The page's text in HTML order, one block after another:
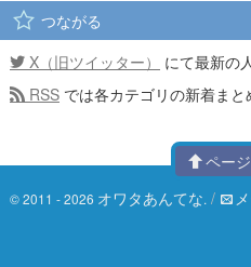
つながる
X（旧ツイッター）
にて最新の
RSS では各カテゴリの新着まと
ペー
© 2011 - 2026 オワタあんてな. /